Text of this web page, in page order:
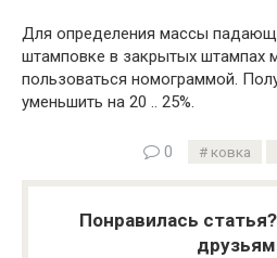
Для определения массы
штамповке в закрытых штампах
пользоваться номограммой.
уменьшить на 20 .. 25%.
0 ковка
Понравилась